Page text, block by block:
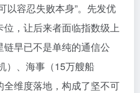
以容忍失败本身”。先发优
，让后来者面临指数级上
早已不是单纯的通信公
）、海事（15万艘船
维度落地，构成了坚不可